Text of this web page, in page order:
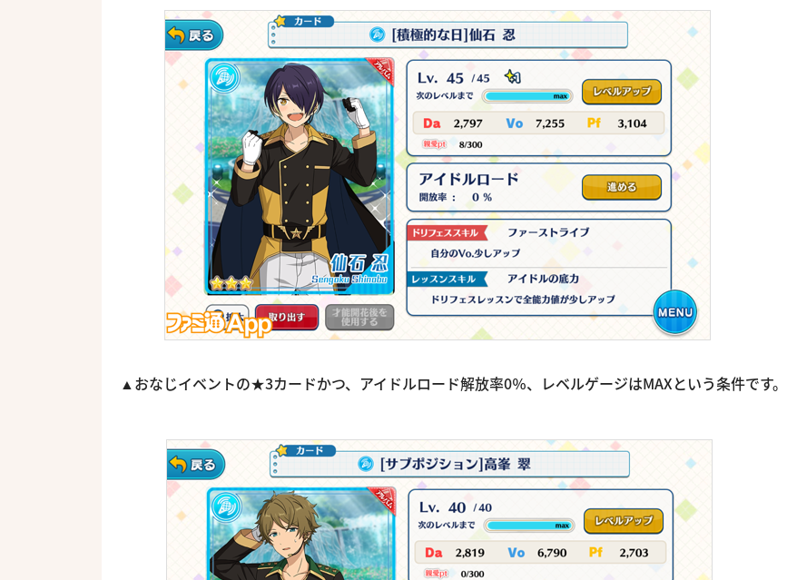
▲おなじイベントの★3カードかつ、アイドルロード解放率0％、レベルゲージはMAXという条件です。